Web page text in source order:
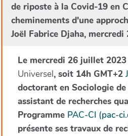
de riposte à la Covid-19 en
cheminements d'une
Joël Fabrice Djaha,
Le mercredi 26 juillet
Universel, soit 14h GMT+2
doctorant en Sociologie
assistant de recherches
Programme PAC-CI (pac-
présente ses travaux de